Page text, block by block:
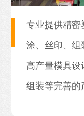
专业提供精密
涂、丝印、组
高产量模具设
组装等完善的